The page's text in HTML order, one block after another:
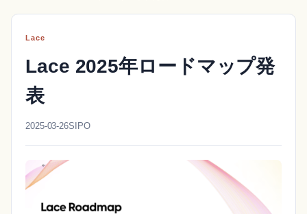
Lace
Lace 2025年ロードマップ発
表
2025-03-26SIPO